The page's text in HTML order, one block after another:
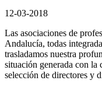
12-03-2018
Las asociaciones de
Andalucía, todas
trasladamos nuestra
situación generada con la
selección de directores y